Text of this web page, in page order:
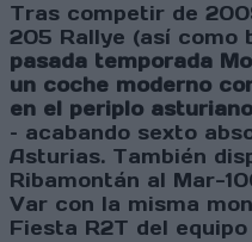
Tras competir de
205 Rallye (así como
pasada temporada
un coche moderno
en el periplo
– acabando sexto
Asturias. También
Ribamontán al Mar-
Var con la misma
Fiesta R2T del